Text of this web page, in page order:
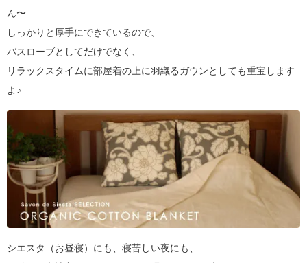
ん〜
しっかりと厚手にできているので、
バスローブとしてだけでなく、
リラックスタイムに部屋着の上に羽織るガウンとしても重宝します
よ♪
シエスタ（お昼寝）にも、寝苦しい夜にも、